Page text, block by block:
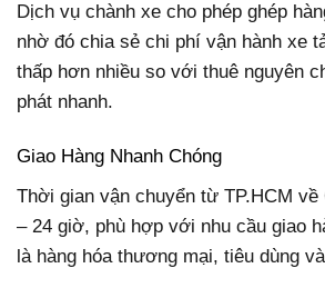
Dịch vụ chành xe cho phép ghép
nhờ đó chia sẻ chi phí vận hành xe
thấp hơn nhiều so với thuê nguyên
phát nhanh.
Giao Hàng Nhanh Chóng
Thời gian vận chuyển từ TP.HCM
– 24 giờ, phù hợp với nhu cầu giao
là hàng hóa thương mại, tiêu dùng